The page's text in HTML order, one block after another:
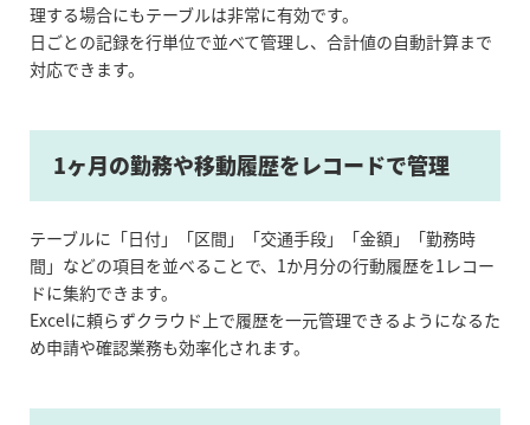
理する場合にもテーブルは非常に有効です。
日ごとの記録を行単位で並べて管理し、合計値の自動計算まで
対応できます。
1ヶ月の勤務や移動履歴をレコードで管理
テーブルに「日付」「区間」「交通手段」「金額」「勤務時
間」などの項目を並べることで、1か月分の行動履歴を1レコー
ドに集約できます。
Excelに頼らずクラウド上で履歴を一元管理できるようになるた
め申請や確認業務も効率化されます。